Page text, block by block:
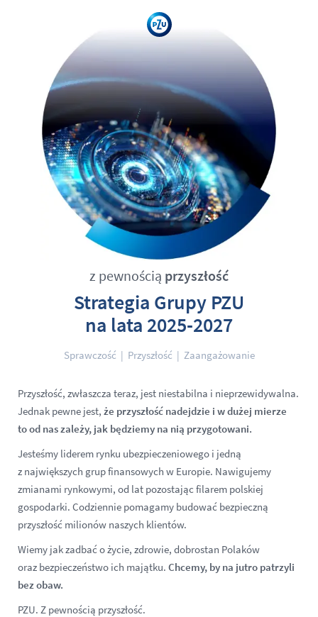
z pewnością przyszłość
Strategia Grupy PZU
na lata 2025-2027
Sprawczość | Przyszłość | Zaangażowanie
Przyszłość, zwłaszcza teraz, jest niestabilna i nieprzewidywalna.
Jednak pewne jest, że przyszłość nadejdzie i w dużej mierze
to od nas zależy, jak będziemy na nią przygotowani.
Jesteśmy liderem rynku ubezpieczeniowego i jedną
z największych grup finansowych w Europie. Nawigujemy
zmianami rynkowymi, od lat pozostając filarem polskiej
gospodarki. Codziennie pomagamy budować bezpieczną
przyszłość milionów naszych klientów.
Wiemy jak zadbać o życie, zdrowie, dobrostan Polaków
oraz bezpieczeństwo ich majątku. Chcemy, by na jutro patrzyli
bez obaw.
PZU. Z pewnością przyszłość.